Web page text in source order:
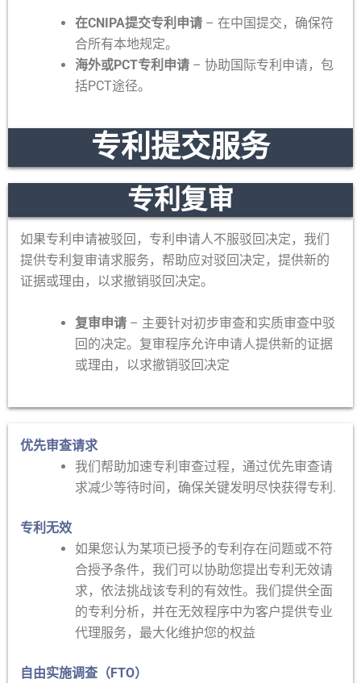
在CNIPA提交专利申请 – 在中国提交，确保符
合所有本地规定。
海外或PCT专利申请 – 协助国际专利申请，包
括PCT途径。
专利提交服务
专利复审
如果专利申请被驳回，专利申请人不服驳回决定，我们
提供专利复审请求服务，帮助应对驳回决定，提供新的
证据或理由，以求撤销驳回决定。
复审申请 – 主要针对初步审查和实质审查中驳
回的决定。复审程序允许申请人提供新的证据
或理由，以求撤销驳回决定
优先审查请求
我们帮助加速专利审查过程，通过优先审查请
求减少等待时间，确保关键发明尽快获得专利.
专利无效
如果您认为某项已授予的专利存在问题或不符
合授予条件，我们可以协助您提出专利无效请
求，依法挑战该专利的有效性。我们提供全面
的专利分析，并在无效程序中为客户提供专业
代理服务，最大化维护您的权益
自由实施调查（FTO）